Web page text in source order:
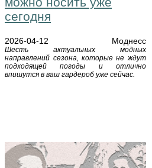
сегодня
2026-04-12 Моднесс
Шесть актуальных модных
направлений сезона, которые не ждут
подходящей погоды и отлично
впишутся в ваш гардероб уже сейчас.